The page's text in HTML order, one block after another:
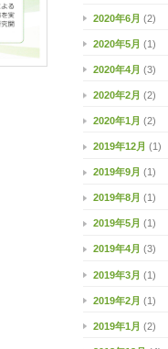
2020年6月 (2)
2020年5月 (1)
2020年4月 (3)
2020年2月 (2)
2020年1月 (2)
2019年12月 (1)
2019年9月 (1)
2019年8月 (1)
2019年5月 (1)
2019年4月 (3)
2019年3月 (1)
2019年2月 (1)
2019年1月 (2)